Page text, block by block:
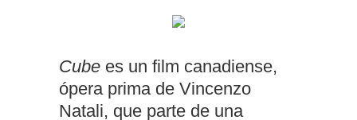
Cube es un film canadiense,
ópera prima de Vincenzo
Natali, que parte de una